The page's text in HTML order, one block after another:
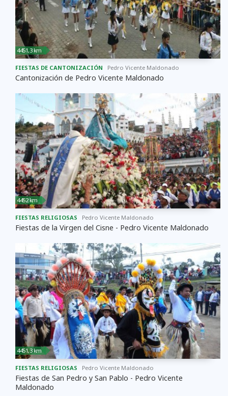
4451,3 km
FIESTAS DE CANTONIZACIÓN Pedro Vicente Maldonado
Cantonización de Pedro Vicente Maldonado
4452 km
FIESTAS RELIGIOSAS Pedro Vicente Maldonado
Fiestas de la Virgen del Cisne - Pedro Vicente Maldonado
4451,3 km
FIESTAS RELIGIOSAS Pedro Vicente Maldonado
Fiestas de San Pedro y San Pablo - Pedro Vicente
Maldonado